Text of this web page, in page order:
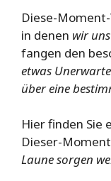
Diese-
in denen wir
fangen den
etwas
über eine
Hier finden Sie
Dieser-
Laune sorgen